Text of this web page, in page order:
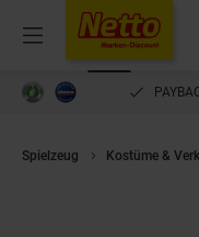
Menü
Spielzeug Kostüme &